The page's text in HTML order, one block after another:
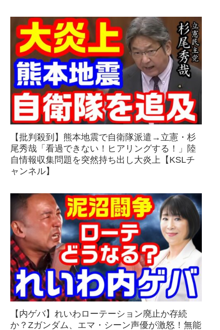
【批判殺到】熊本地震で自衛隊派遣→立憲・杉
尾秀哉「看過できない！ヒアリングする！」陸
自情報収集問題を突然持ち出し大炎上【KSLチ
ャンネル】
【内ゲバ】れいわローテーション廃止か存続
か？Zガンダム、エマ・シーン声優が激怒！無能